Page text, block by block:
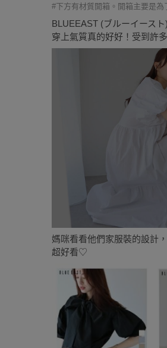
#下方有材質開箱。開箱主要是
BLUEEAST (ブルーイース
穿上氣質真的好好！受到許
媽咪看看他們家服裝的設計
超好看♡